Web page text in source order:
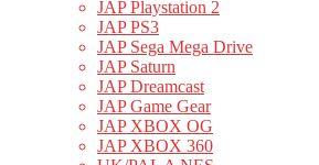
JAP Playstation 2
JAP PS3
JAP Sega Mega Drive
JAP Saturn
JAP Dreamcast
JAP Game Gear
JAP XBOX OG
JAP XBOX 360